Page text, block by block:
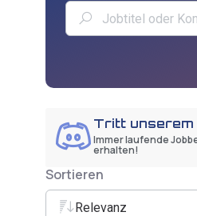
Tritt unserem
Immer laufende
erhalten!
Sortieren
Relevanz